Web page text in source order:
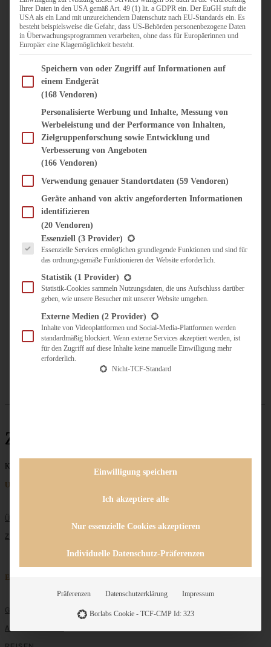
ONE-POT-GERICHTE
PASTA & NUDELGERICHTE
PIZZA, TARTES & QUICHES
REIS & RISOTTO
SALATE & SNACKS
SUPPENKASPEREIEN
VORSPEISEN
SÜSS & HERZHAFT
BROTAUFSTRICH
DIPS, SAUCEN, CHUTNEYS
KÜCHENGESCHENKE
UNTERWEGS
KULINARISCH UNTERWEGS
ÜBER MICH
ZUSAMMENARBEIT
Ziegenfrischkäse
Keine Beiträge gefunden
Unternehmen
ÜBER MICH
ZUSAMMENARBEIT
Entdecken
GRUNDLAGEN
ALLE REZEPTE
Ihrer Daten in den USA gemäß Art. 49 (1) lit. a GDPR ein. Der EuGH stuft die
USA als ein Land mit unzureichendem Datenschutz nach EU-Standards ein. Es
besteht beispielsweise die Gefahr, dass US-Behörden personenbezogene Daten
in Überwachungsprogrammen verarbeiten, ohne dass für Europäerinnen und
Europäer eine Klagemöglichkeit besteht.
Im Folgenden finden Sie eine Liste der Zwecke des IAB Transparency and Consent
Speichern von oder Zugriff auf Informationen auf
einem Endgerät
(168 Vendoren)
Personalisierte Werbung und Inhalte, Messung von
Werbeleistung und der Performance von Inhalten,
Zielgruppenforschung sowie Entwicklung und
Verbesserung von Angeboten
(166 Vendoren)
Verwendung genauer Standortdaten (59 Vendoren)
Geräte anhand von aktiv angeforderten Informationen
identifizieren
(20 Vendoren)
Es folgt eine Liste der Service-Gruppen, für die eine Einwilligung erteilt werden
Essenziell (3 Provider)
Essenzielle Services ermöglichen grundlegende Funktionen und sind für
das ordnungsgemäße Funktionieren der Website erforderlich.
Statistik (1 Provider)
Statistik-Cookies sammeln Nutzungsdaten, die uns Aufschluss darüber
geben, wie unsere Besucher mit unserer Website umgehen.
Externe Medien (2 Provider)
Inhalte von Videoplattformen und Social-Media-Plattformen werden
standardmäßig blockiert. Wenn externe Services akzeptiert werden, ist
für den Zugriff auf diese Inhalte keine manuelle Einwilligung mehr
erforderlich.
Nicht-TCF-Standard
Einwilligung speichern
Ich akzeptiere alle
Nur essenzielle Cookies akzeptieren
Individuelle Datenschutz-Präferenzen
Präferenzen Datenschutzerklärung Impressum
Borlabs Cookie - TCF-CMP Id: 323